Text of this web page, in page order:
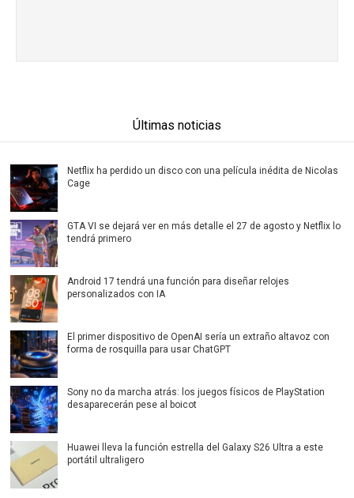
Últimas noticias
Netflix ha perdido un disco con una película inédita de Nicolas
Cage
GTA VI se dejará ver en más detalle el 27 de agosto y Netflix lo
tendrá primero
Android 17 tendrá una función para diseñar relojes
personalizados con IA
El primer dispositivo de OpenAI sería un extraño altavoz con
forma de rosquilla para usar ChatGPT
Sony no da marcha atrás: los juegos físicos de PlayStation
desaparecerán pese al boicot
Huawei lleva la función estrella del Galaxy S26 Ultra a este
portátil ultraligero